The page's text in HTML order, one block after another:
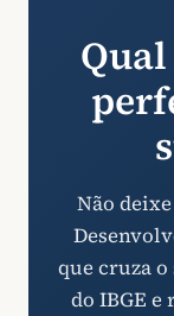
Não
que cruza
do IBGE